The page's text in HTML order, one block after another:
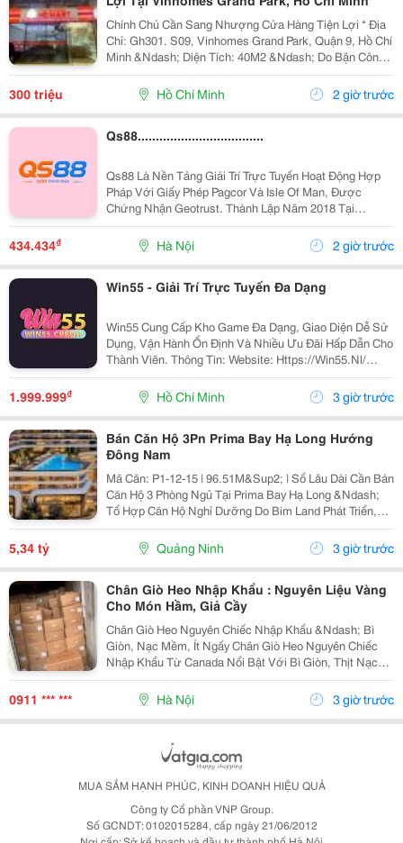
Chính Chủ Cần Sang Nhượng Cửa Hàng Tiện Lợi * Địa
Chỉ: Gh301. S09, Vinhomes Grand Park, Quận 9, Hồ Chí
Minh &Ndash; Diện Tích: 40M2 &Ndash; Do Bận Công
Việc Đi Nước Ngoài Không Quản Lý Được Nên Mình
Cần Sang Lại Cửa Hàng, &Ndash; Cửa...
300 triệu Hồ Chí Minh 2 giờ trước
Qs88...................................
Qs88 Là Nền Tảng Giải Trí Trực Tuyến Hoạt Động Hợp
Pháp Với Giấy Phép Pagcor Và Isle Of Man, Được
Chứng Nhận Geotrust. Thành Lập Năm 2018 Tại
Philippines, Qs88 Cam Kết Mang Đến Môi Trường Giải
Trí Minh Bạch, Bảo Mật Cao Và Đáng Tin Cậy Cho
Người Chơi...
434.434₫ Hà Nội 2 giờ trước
Win55 - Giải Trí Trực Tuyến Đa Dạng
Win55 Cung Cấp Kho Game Đa Dạng, Giao Diện Dễ Sử
Dụng, Vận Hành Ổn Định Và Nhiều Ưu Đãi Hấp Dẫn Cho
Thành Viên. Thông Tin: Website: Https://Win55.Nl/
Email: Contact@Win55.Nl Sđt: 0809037590 Địa Chỉ: 54
Đ. Dd5, Đông Hưng Thuận, Hồ Chí Minh, Việt Nam...
1.999.999₫ Hồ Chí Minh 3 giờ trước
Bán Căn Hộ 3Pn Prima Bay Hạ Long Hướng
Đông Nam
Mã Căn: P1-12-15 | 96.51M&Sup2; | Sổ Lâu Dài Cần Bán
Căn Hộ 3 Phòng Ngủ Tại Prima Bay Hạ Long &Ndash;
Tổ Hợp Căn Hộ Nghỉ Dưỡng Do Bim Land Phát Triển,
Mặt Đường Hoàng Quốc Việt, Bán Đảo 1 Halong
Marina, Bãi Cháy, Hạ Long. ✅ Hướng Đông Nam,
Thoáng...
5,34 tỷ Quảng Ninh 3 giờ trước
Chân Giò Heo Nhập Khẩu : Nguyên Liệu Vàng
Cho Món Hầm, Giả Cầy
Chân Giò Heo Nguyên Chiếc Nhập Khẩu &Ndash; Bì
Giòn, Nạc Mềm, Ít Ngấy Chân Giò Heo Nguyên Chiếc
Nhập Khẩu Từ Canada Nổi Bật Với Bì Giòn, Thịt Nạc
Mềm, Ít Mỡ , Phần Mỡ Béo Vừa Phải Nên Ăn Thơm Mà
Không Ngấy. Đây Là Nguyên Liệu Lý Tưởng Cho Các
0911 *** *** Hà Nội 3 giờ trước
MUA SẮM HẠNH PHÚC, KINH DOANH HIỆU QUẢ
Công ty Cổ phần VNP Group.
Số GCNDT: 0102015284, cấp ngày 21/06/2012